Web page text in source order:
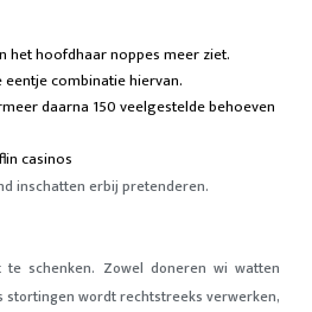
het hoofdhaar noppes meer ziet.
combinatie hiervan.
daarna 150 veelgestelde behoeven
casinos
inschatten erbij pretenderen.
schenken. Zowel doneren wi watten
wordt rechtstreeks verwerken,